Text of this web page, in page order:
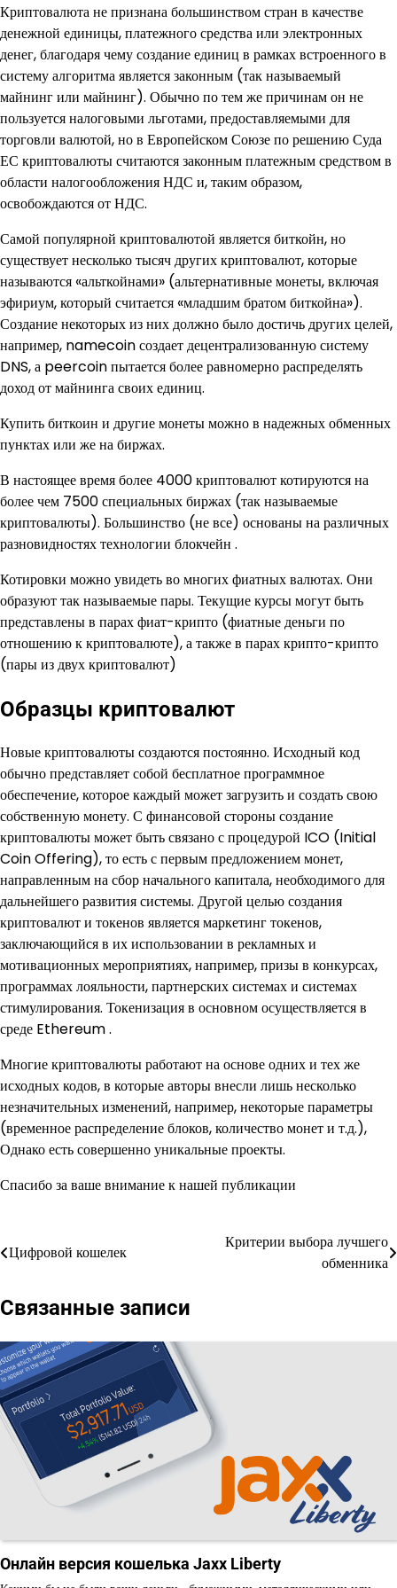
Криптовалюта не признана большинством стран в качестве
денежной единицы, платежного средства или электронных
денег, благодаря чему создание единиц в рамках встроенного в
систему алгоритма является законным (так называемый
майнинг или майнинг). Обычно по тем же причинам он не
пользуется налоговыми льготами, предоставляемыми для
торговли валютой, но в Европейском Союзе по решению Суда
ЕС криптовалюты считаются законным платежным средством в
области налогообложения НДС и, таким образом,
освобождаются от НДС.
Самой популярной криптовалютой является биткойн, но
существует несколько тысяч других криптовалют, которые
называются «альткойнами» (альтернативные монеты, включая
эфириум, который считается «младшим братом биткойна»).
Создание некоторых из них должно было достичь других целей,
например, namecoin создает децентрализованную систему
DNS, а peercoin пытается более равномерно распределять
доход от майнинга своих единиц.
Купить биткоин и другие монеты можно в надежных обменных
пунктах или же на биржах.
В настоящее время более 4000 криптовалют котируются на
более чем 7500 специальных биржах (так называемые
криптовалюты). Большинство (не все) основаны на различных
разновидностях технологии блокчейн .
Котировки можно увидеть во многих фиатных валютах. Они
образуют так называемые пары. Текущие курсы могут быть
представлены в парах фиат-крипто (фиатные деньги по
отношению к криптовалюте), а также в парах крипто-крипто
(пары из двух криптовалют)
Образцы криптовалют
Новые криптовалюты создаются постоянно. Исходный код
обычно представляет собой бесплатное программное
обеспечение, которое каждый может загрузить и создать свою
собственную монету. С финансовой стороны создание
криптовалюты может быть связано с процедурой ICO (Initial
Coin Offering), то есть с первым предложением монет,
направленным на сбор начального капитала, необходимого для
дальнейшего развития системы. Другой целью создания
криптовалют и токенов является маркетинг токенов,
заключающийся в их использовании в рекламных и
мотивационных мероприятиях, например, призы в конкурсах,
программах лояльности, партнерских системах и системах
стимулирования. Токенизация в основном осуществляется в
среде Ethereum .
Многие криптовалюты работают на основе одних и тех же
исходных кодов, в которые авторы внесли лишь несколько
незначительных изменений, например, некоторые параметры
(временное распределение блоков, количество монет и т.д.),
Однако есть совершенно уникальные проекты.
Спасибо за ваше внимание к нашей публикации
Навигация
записям
Цифровой кошелек
Критерии выбора лучшего
обменника
Связанные записи
Онлайн версия кошелька Jaxx Liberty